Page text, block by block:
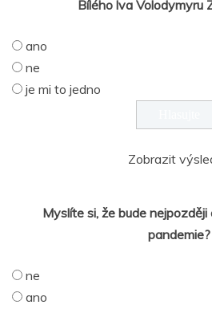
Bílého lva Volodymyru
ano
ne
je mi to jedno
Zobrazit
Myslíte si, že bude
pandemie?
ne
ano